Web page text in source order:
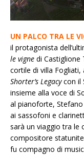
UN PALCO TRA LE
il protagonista
le vigne di Castiglione
cortile di villa
Shorter’s Legacycon il
insieme alla voce di
al pianoforte,
ai sassofoni e
sarà un viaggio tra le
compositore
fu compagno di